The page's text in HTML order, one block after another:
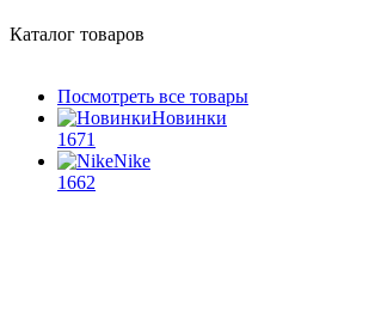
Каталог товаров
Посмотреть все товары
Новинки
1671
Nike
1662